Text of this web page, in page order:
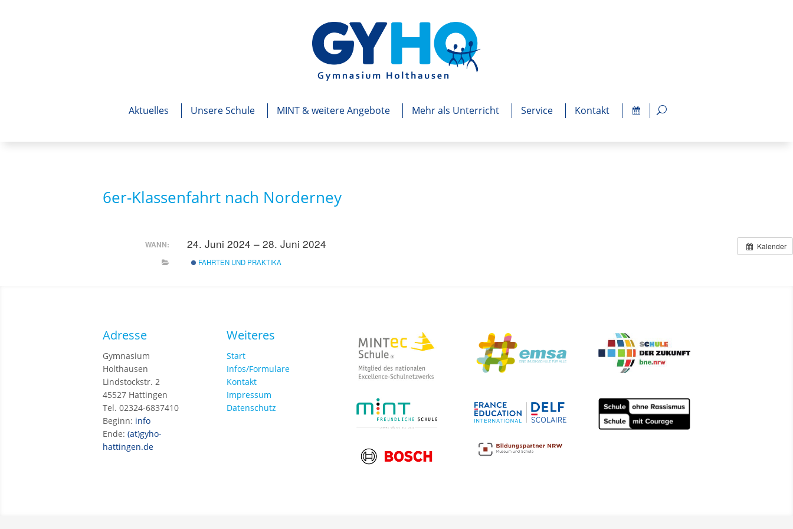
Aktuelles Unsere Schule MINT & weitere Angebote Mehr als Unterricht Service Kontakt
6er-Klassenfahrt nach Norderney
Kalender
WANN: 24. Juni 2024 – 28. Juni 2024
FAHRTEN UND PRAKTIKA
Adresse
Gymnasium
Holthausen
Lindstockstr. 2
45527 Hattingen
Tel. 02324-6837410
Beginn: info
Ende:(at)gyho-
hattingen.de
Weiteres
Start
Infos/Formulare
Kontakt
Impressum
Datenschutz